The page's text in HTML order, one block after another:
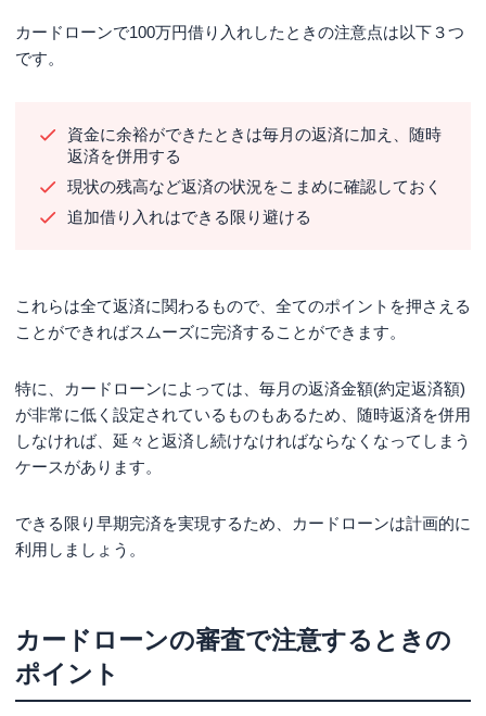
カードローンで100万円借り入れしたときの注意点は以下３つ
です。
資金に余裕ができたときは毎月の返済に加え、随時
返済を併用する
現状の残高など返済の状況をこまめに確認しておく
追加借り入れはできる限り避ける
これらは全て返済に関わるもので、全てのポイントを押さえる
ことができればスムーズに完済することができます。
特に、カードローンによっては、毎月の返済金額(約定返済額)
が非常に低く設定されているものもあるため、随時返済を併用
しなければ、延々と返済し続けなければならなくなってしまう
ケースがあります。
できる限り早期完済を実現するため、カードローンは計画的に
利用しましょう。
カードローンの審査で注意するときの
ポイント